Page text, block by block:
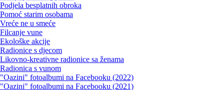
Podjela besplatnih obroka
Pomoć starim osobama
Vreće ne u smeće
Filcanje vune
Ekološke akcije
Radionice s djecom
Likovno-kreativne radionice sa ženama
Radionica s vunom
"Oazini" fotoalbumi na Facebooku (2022)
"Oazini" fotoalbumi na Facebooku (2021)